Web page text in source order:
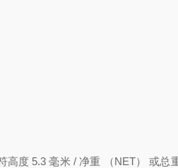
高度 5.3 毫米 / 净重 （NET） 或总